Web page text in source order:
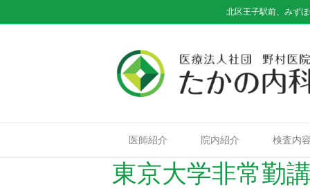
北区王子駅前、みず
医師紹介 院内紹介 検査内
東京大学非常勤